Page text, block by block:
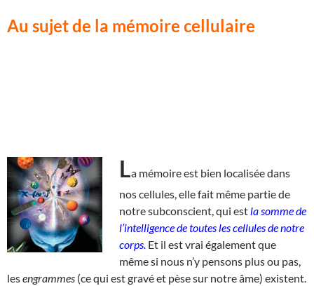
Au sujet de la mémoire cellulaire
La mémoire est bien localisée dans
nos cellules, elle fait même partie de
notre subconscient, qui est la somme de
l’intelligence de toutes les cellules de notre
corps. Et il est vrai également que
même si nous n’y pensons plus ou pas,
lesengrammes (ce qui est gravé et pèse sur notre âme) existent.